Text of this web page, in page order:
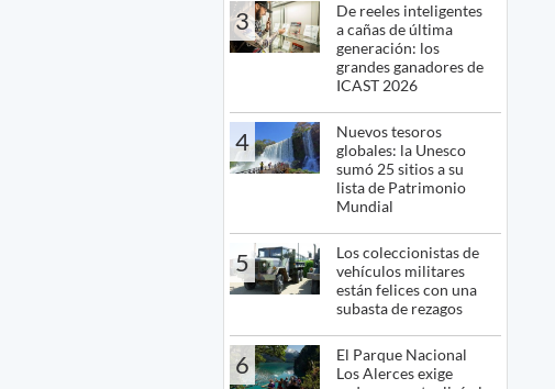
3
De reeles inteligentes
a cañas de última
generación: los
grandes ganadores de
ICAST 2026
4
Nuevos tesoros
globales: la Unesco
sumó 25 sitios a su
lista de Patrimonio
Mundial
5
Los coleccionistas de
vehículos militares
están felices con una
subasta de rezagos
6
El Parque Nacional
Los Alerces exige